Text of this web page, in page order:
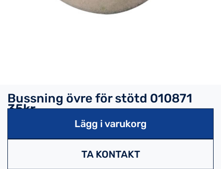
Bussning övre för stötd 010871
35kr
Lägg i varukorg
TA KONTAKT